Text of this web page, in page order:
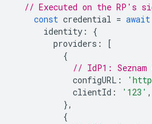
// Executed on the RP's
const credential = await
identity :
{
providers :
[
{
// IdP1:
configURL :
clientId : '123' ,
},
{